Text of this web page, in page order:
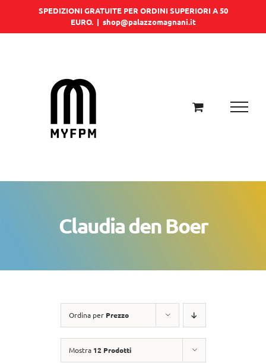
SPEDIZIONI GRATUITE PER ORDINI SUPERIORI A 50
EURO. | shop@palazzomagnani.it
Claudia den Boer
Ordina per Prezzo
Mostra 12 Prodotti